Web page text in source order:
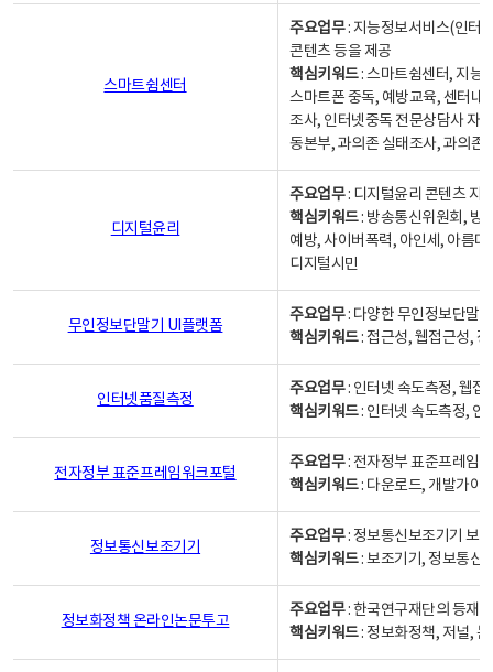
스마트쉼센터
주요업무: 지능정보서비스(인터
콘텐츠 등을 제공
핵심키워드: 스마트쉼센터, 지능
스마트폰 중독, 예방교육, 센터내
조사, 인터넷중독 전문상담사 자
동본부, 과의존 실태조사, 과의존
디지털윤리
주요업무: 디지털윤리 콘텐츠 지
핵심키워드: 방송통신위원회, 방
예방, 사이버폭력, 아인세, 아름
디지털시민
무인정보단말기 UI플랫폼
주요업무: 다양한 무인정보단말
핵심키워드: 접근성, 웹접근성,
인터넷품질측정
주요업무: 인터넷 속도측정, 웹접
핵심키워드: 인터넷 속도측정, 인
전자정부 표준프레임워크포털
주요업무: 전자정부 표준프레임
핵심키워드: 다운로드, 개발가이
정보통신보조기기
주요업무: 정보통신보조기기 보
핵심키워드: 보조기기, 정보통신
정보화정책 온라인논문투고
주요업무: 한국연구재단의 등재
핵심키워드: 정보화정책, 저널,